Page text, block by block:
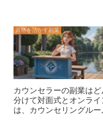
トは、単発から案件獲
で案件を獲得できる副
トの信頼を勝ち取りや
す。また、資格を持っ
性も高まります。
資格を活かす副業
カウンセラーの副業はど
分けて対面式とオンラ
は、カウンセリングル